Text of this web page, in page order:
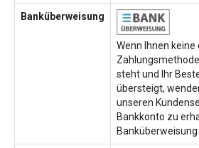
Banküberweisung
Wenn Ihnen
steht und Ihr
übersteigt,
unseren
Bankkonto zu